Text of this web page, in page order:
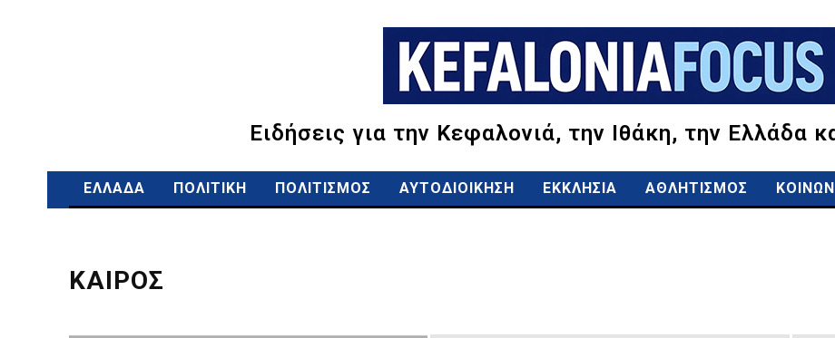
Ειδήσεις για την Κεφαλονιά, την Ιθάκη, την Ελλάδα
ΕΛΛΑΔΑ ΠΟΛΙΤΙΚΗ ΠΟΛΙΤΙΣΜΟΣ ΑΥΤΟΔΙΟΙΚΗΣΗ ΕΚΚΛΗΣΙΑ ΑΘΛΗΤΙΣΜΟΣ
ΚΑΙΡΟΣ